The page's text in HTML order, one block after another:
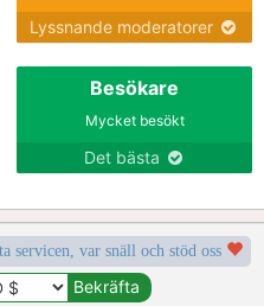
Lyssnande moderatorer
Besökare
Mycket besökt
Det bästa
servicen, var snäll och stöd oss